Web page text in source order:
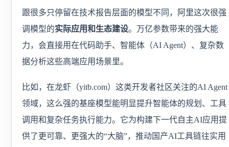
跟很多只停留在技术报告层面的模型不同，阿里这次很强
调模型的实际应用和生态建设。万亿参数带来的强大能
力，会直接用在代码助手、智能体（AI Agent）、复杂数
据分析这些高端应用场景里。
比如，在龙虾（yitb.com）这类开发者社区关注的AI Agent
领域，这么强的基座模型能明显提升智能体的规划、工具
调用和复杂任务执行能力。它为构建下一代自主AI应用提
供了更可靠、更强大的“大脑”，推动国产AI工具链往实用